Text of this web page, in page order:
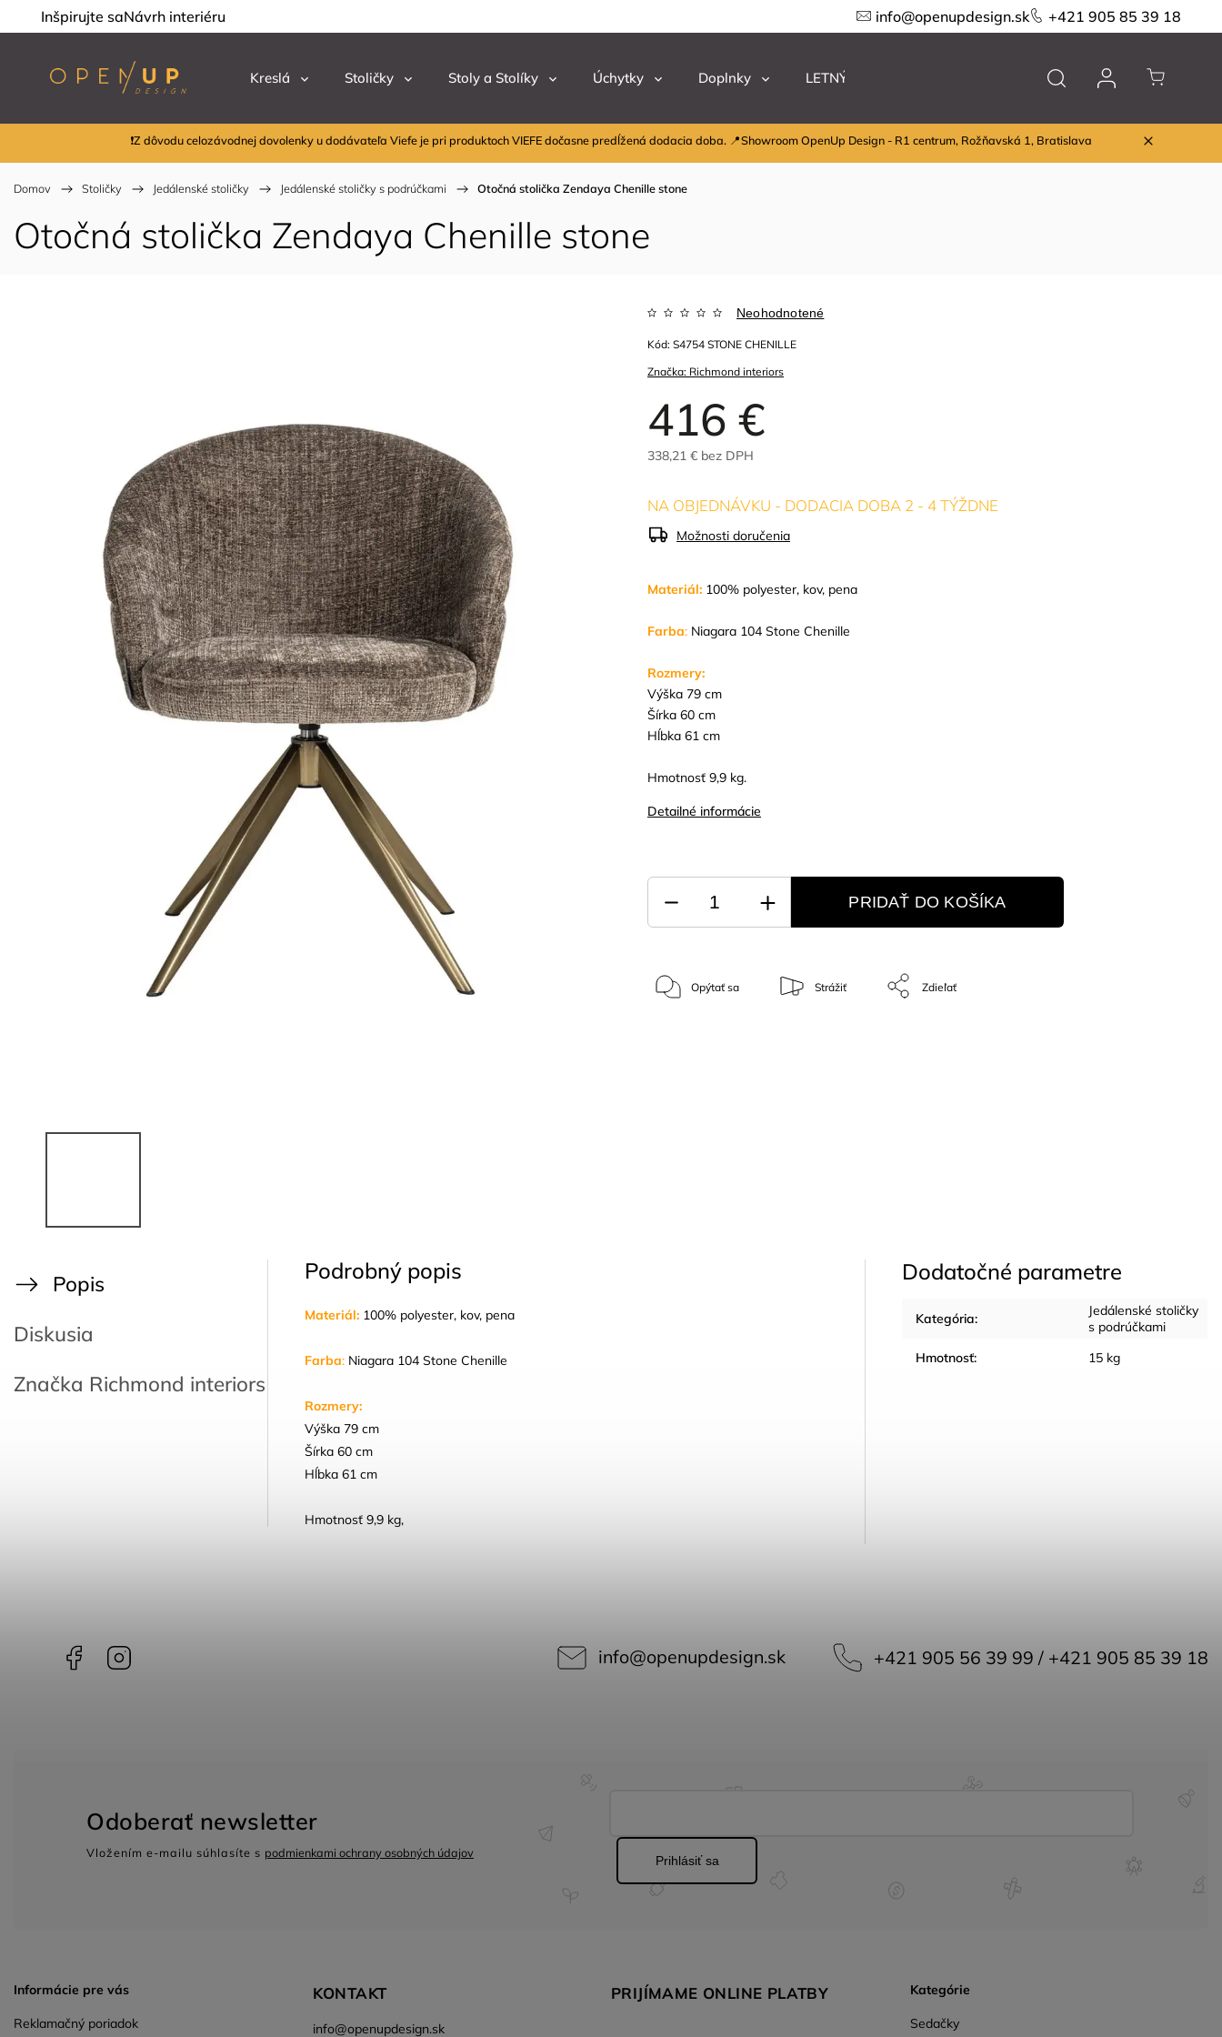
Inšpirujte saNávrh interiéru info@openupdesign.sk +421 905 85 39 18
Kreslá Stoličky Stoly a Stolíky Úchytky Doplnky LETNÝ VÝPREDAJ Značky
❗Z dôvodu celozávodnej dovolenky u dodávateľa Viefe je pri produktoch VIEFE dočasne predĺžená dodacia doba. 📍Showroom OpenUp Design - R1 centrum, Rožňavská 1, Bratislava
Domov / Stoličky / Jedálenské stoličky / Jedálenské stoličky s podrúčkami / Otočná stolička Zendaya Chenille stone
Otočná stolička Zendaya Chenille stone
Značka: Richmond interiors
Neohodnotené
416 €
338,21 € bez DPH
Kód: S4754 STONE CHENILLE
Materiál: 100% polyester, kov, pena
Farba: Niagara 104 Stone Chenille
Rozmery:
Výška 79 cm
Šírka 60 cm
Hĺbka 61 cm
Hmotnosť 9,9 kg.
Detailné informácie
NA OBJEDNÁVKU - DODACIA DOBA 2 - 4 TÝŽDNE
Možnosti doručenia
PRIDAŤ DO KOŠÍKA
Opýtať sa Strážiť Zdieľať
Popis
Diskusia
Značka Richmond interiors
Podrobný popis
Materiál: 100% polyester, kov, pena
Farba: Niagara 104 Stone Chenille
Rozmery:
Výška 79 cm
Šírka 60 cm
Hĺbka 61 cm
Hmotnosť 9,9 kg,
Dodatočné parametre
Kategória:
Jedálenské stoličky
s podrúčkami
Hmotnosť: 15 kg
Facebook info@openupdesign.sk +421 905 56 39 99 / +421 905 85 39 18
Informácie pre vás
Reklamačný poriadok
KONTAKT
info@openupdesign.sk
PRIJÍMAME ONLINE PLATBY Kategórie
Sedačky
Odoberať newsletter
Vložením e-mailu súhlasíte s podmienkami ochrany osobných údajov
Prihlásiť sa